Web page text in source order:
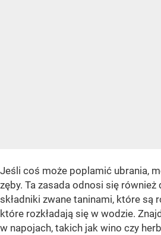
Jeśli coś może poplamić ubrania,
zęby. Ta zasada odnosi się również
składniki zwane taninami, które są
które rozkładają się w wodzie.
w napojach, takich jak wino czy